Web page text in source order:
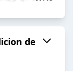
de